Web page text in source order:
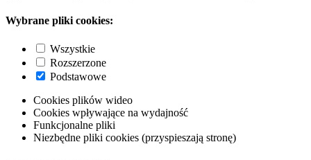
Wybrane pliki cookies:
Wszystkie
Rozszerzone
Podstawowe
Cookies plików wideo
Cookies wpływające na wydajność
Funkcjonalne pliki
Niezbędne pliki cookies (przyspieszają stronę)